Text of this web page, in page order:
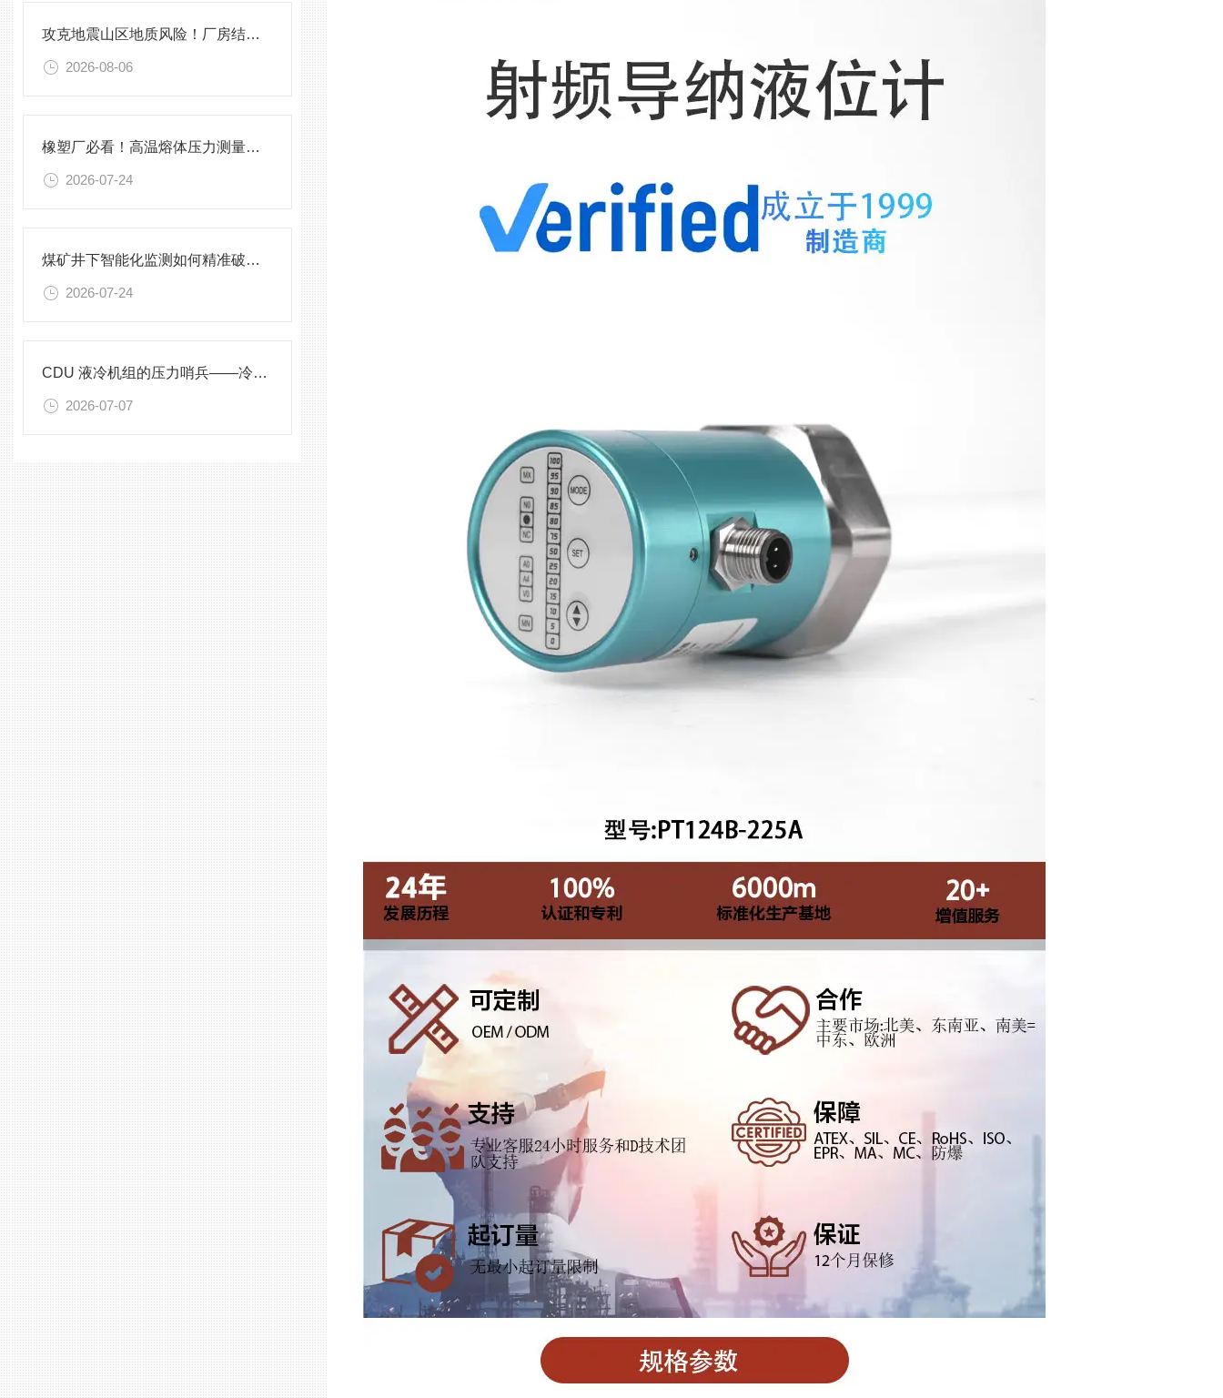
攻克地震山区地质风险！厂房结构在线安全监测解决方案应用。
2026-08-06
橡塑厂必看！高温熔体压力测量的4大致命痛点，90%工厂都在踩坑
2026-07-24
煤矿井下智能化监测如何精准破解？
2026-07-24
CDU 液冷机组的压力哨兵——冷却液专用压力变送器
2026-07-07